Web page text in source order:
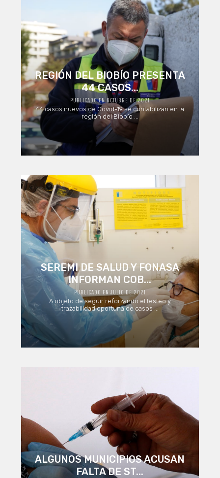
REGIÓN DEL BIOBÍO PRESENTA
44 CASOS...
PUBLICADO EN OCTUBRE DE 2021
44 casos nuevos de Covid-19 se contabilizan en la
región del Biobío ...
SEREMI DE SALUD Y FONASA
INFORMAN COB...
PUBLICADO EN JULIO DE 2021
A objeto de seguir reforzando el testeo y
trazabilidad oportuna de casos ...
ALGUNOS MUNICIPIOS ACUSAN
FALTA DE ST...